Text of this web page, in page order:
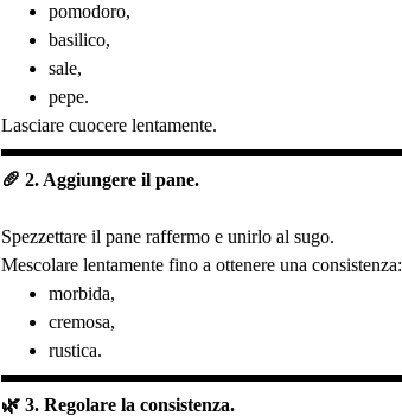
pomodoro,
basilico,
sale,
pepe.
Lasciare cuocere lentamente.
🥖 2. Aggiungere il pane.
Spezzettare il pane raffermo e unirlo al sugo.
Mescolare lentamente fino a ottenere una consistenza:
morbida,
cremosa,
rustica.
🌿 3. Regolare la consistenza.